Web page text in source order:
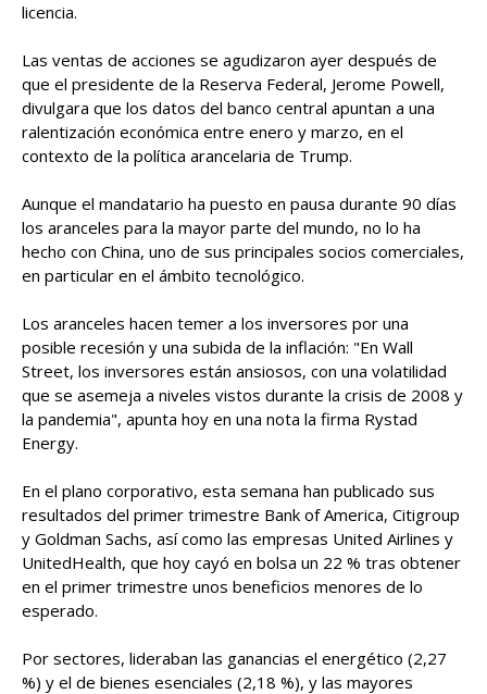
licencia.
Las ventas de acciones se agudizaron ayer después de
que el presidente de la Reserva Federal, Jerome Powell,
divulgara que los datos del banco central apuntan a una
ralentización económica entre enero y marzo, en el
contexto de la política arancelaria de Trump.
Aunque el mandatario ha puesto en pausa durante 90 días
los aranceles para la mayor parte del mundo, no lo ha
hecho con China, uno de sus principales socios comerciales,
en particular en el ámbito tecnológico.
Los aranceles hacen temer a los inversores por una
posible recesión y una subida de la inflación: "En Wall
Street, los inversores están ansiosos, con una volatilidad
que se asemeja a niveles vistos durante la crisis de 2008 y
la pandemia", apunta hoy en una nota la firma Rystad
Energy.
En el plano corporativo, esta semana han publicado sus
resultados del primer trimestre Bank of America, Citigroup
y Goldman Sachs, así como las empresas United Airlines y
UnitedHealth, que hoy cayó en bolsa un 22 % tras obtener
en el primer trimestre unos beneficios menores de lo
esperado.
Por sectores, lideraban las ganancias el energético (2,27
%) y el de bienes esenciales (2,18 %), y las mayores